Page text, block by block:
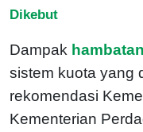
Dikebut
Dampak
sistem kuota yang
rekomendasi
Kementerian